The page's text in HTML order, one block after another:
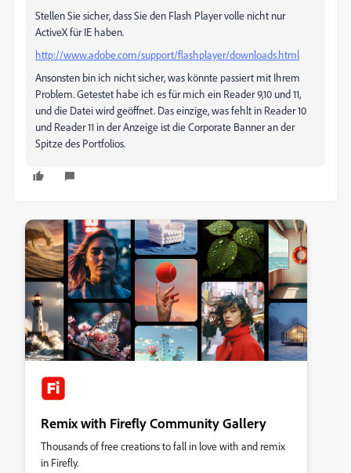
Stellen Sie sicher, dass Sie den Flash Player volle nicht nur
ActiveX für IE haben.
http://www.adobe.com/support/flashplayer/downloads.html
Ansonsten bin ich nicht sicher, was könnte passiert mit Ihrem
Problem. Getestet habe ich es für mich ein Reader 9,10 und 11,
und die Datei wird geöffnet. Das einzige, was fehlt in Reader 10
und Reader 11 in der Anzeige ist die Corporate Banner an der
Spitze des Portfolios.
Remix with Firefly Community Gallery
Thousands of free creations to fall in love with and remix
in Firefly.